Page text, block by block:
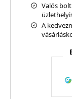
Valós
A